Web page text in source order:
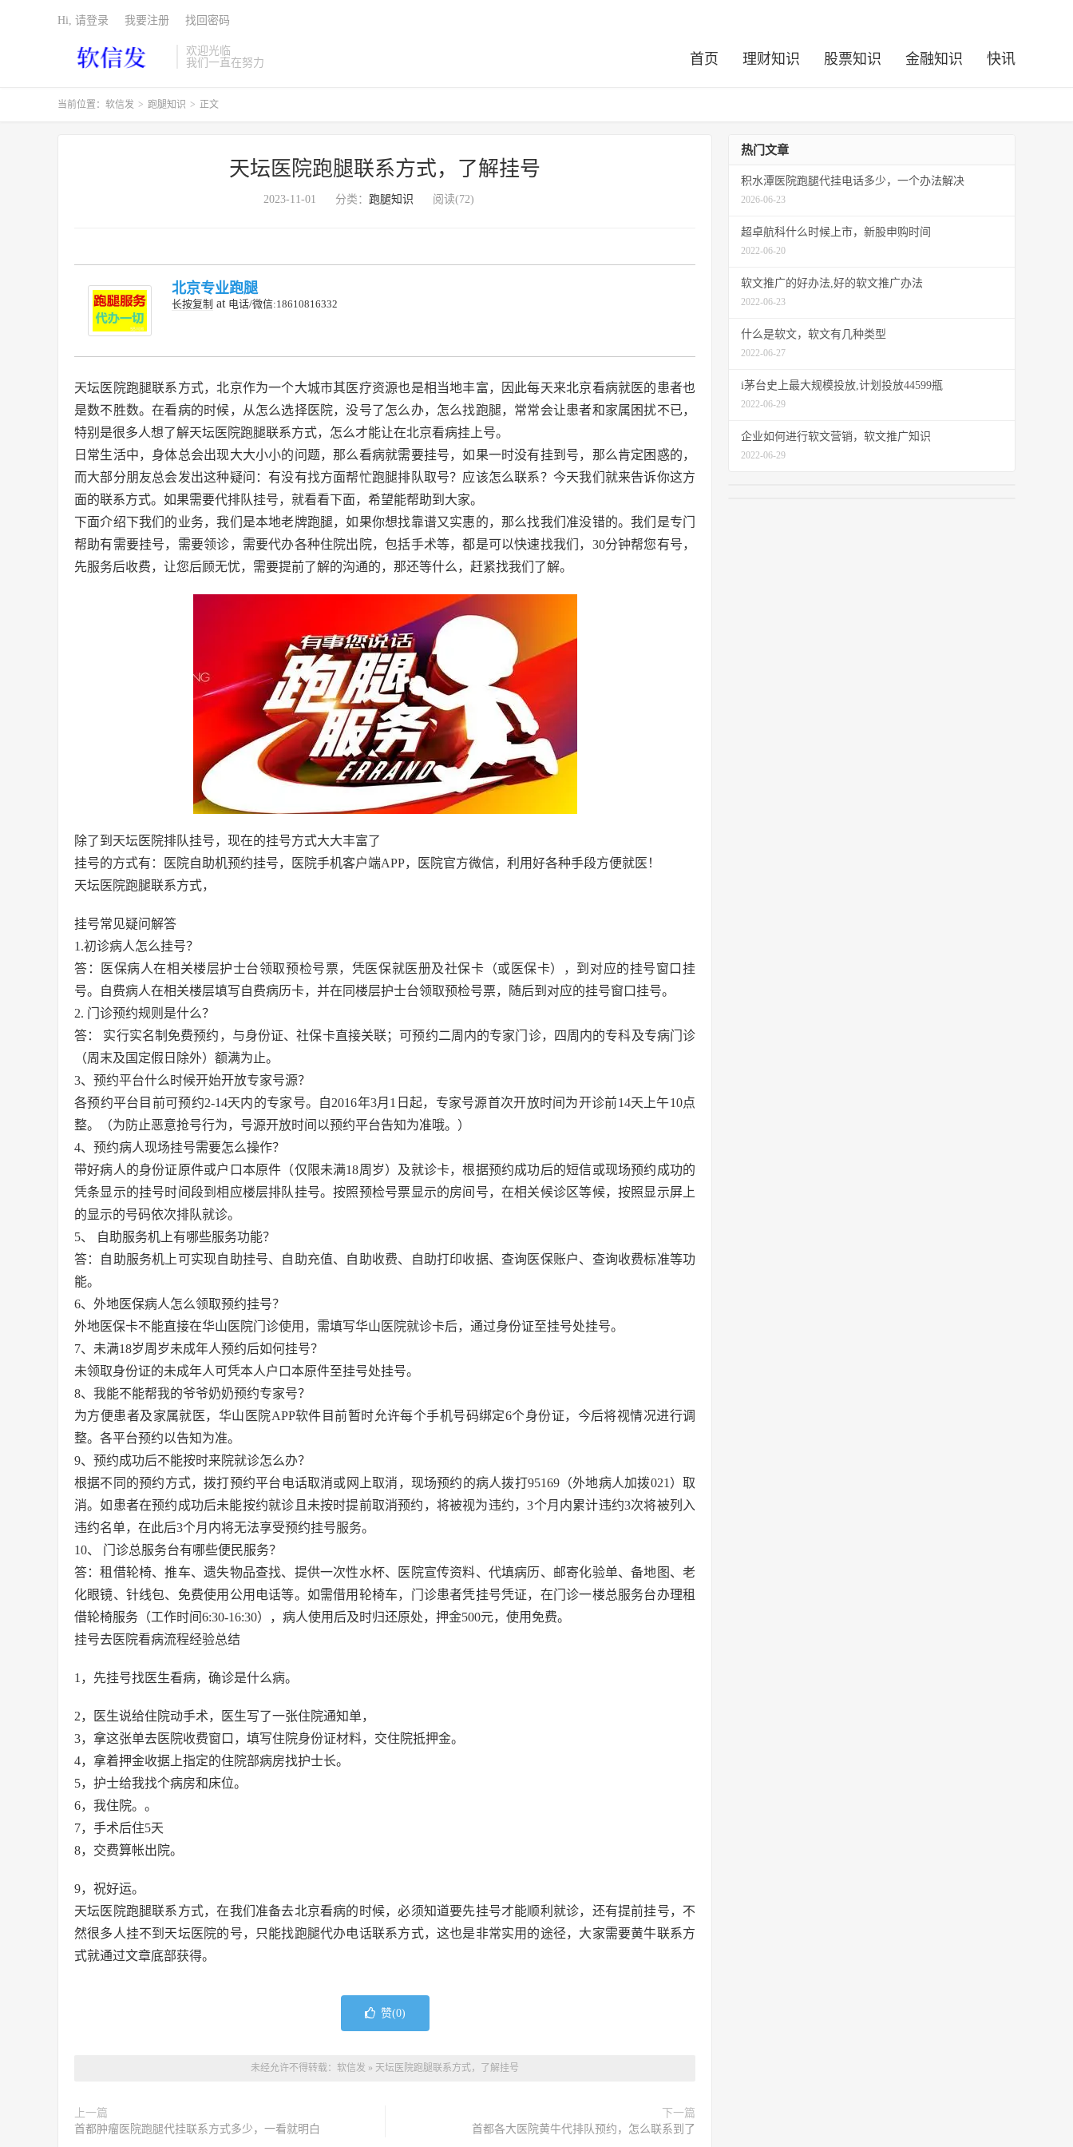
欢迎光临
我们一直在努力
首页 理财知识 股票知识 金融知识 快讯
Hi, 请登录 我要注册 找回密码
当前位置： 软信发 > 跑腿知识 > 正文
天坛医院跑腿联系方式，了解挂号
2023-11-01 分类： 跑腿知识 阅读(72)
北京专业跑腿
长按复制 at 电话/微信:18610816332
天坛医院跑腿联系方式，北京作为一个大城市其医疗资源也是相当地丰富，因此每天来北京看病就医的患者也
是数不胜数。在看病的时候，从怎么选择医院，没号了怎么办，怎么找跑腿，常常会让患者和家属困扰不已，
特别是很多人想了解天坛医院跑腿联系方式，怎么才能让在北京看病挂上号。
日常生活中，身体总会出现大大小小的问题，那么看病就需要挂号，如果一时没有挂到号，那么肯定困惑的，
而大部分朋友总会发出这种疑问：有没有找方面帮忙跑腿排队取号？应该怎么联系？今天我们就来告诉你这方
面的联系方式。如果需要代排队挂号，就看看下面，希望能帮助到大家。
下面介绍下我们的业务，我们是本地老牌跑腿，如果你想找靠谱又实惠的，那么找我们准没错的。我们是专门
帮助有需要挂号，需要领诊，需要代办各种住院出院，包括手术等，都是可以快速找我们，30分钟帮您有号，
先服务后收费，让您后顾无忧，需要提前了解的沟通的，那还等什么，赶紧找我们了解。
除了到天坛医院排队挂号，现在的挂号方式大大丰富了
挂号的方式有：医院自助机预约挂号，医院手机客户端APP，医院官方微信，利用好各种手段方便就医！
天坛医院跑腿联系方式，
挂号常见疑问解答
1.初诊病人怎么挂号？
答：医保病人在相关楼层护士台领取预检号票，凭医保就医册及社保卡（或医保卡），到对应的挂号窗口挂
号。自费病人在相关楼层填写自费病历卡，并在同楼层护士台领取预检号票，随后到对应的挂号窗口挂号。
2. 门诊预约规则是什么？
答： 实行实名制免费预约，与身份证、社保卡直接关联；可预约二周内的专家门诊，四周内的专科及专病门诊
（周末及国定假日除外）额满为止。
3、预约平台什么时候开始开放专家号源？
各预约平台目前可预约2-14天内的专家号。自2016年3月1日起，专家号源首次开放时间为开诊前14天上午10点
整。（为防止恶意抢号行为，号源开放时间以预约平台告知为准哦。）
4、预约病人现场挂号需要怎么操作？
带好病人的身份证原件或户口本原件（仅限未满18周岁）及就诊卡，根据预约成功后的短信或现场预约成功的
凭条显示的挂号时间段到相应楼层排队挂号。按照预检号票显示的房间号，在相关候诊区等候，按照显示屏上
的显示的号码依次排队就诊。
5、 自助服务机上有哪些服务功能？
答：自助服务机上可实现自助挂号、自助充值、自助收费、自助打印收据、查询医保账户、查询收费标准等功
能。
6、外地医保病人怎么领取预约挂号？
外地医保卡不能直接在华山医院门诊使用，需填写华山医院就诊卡后，通过身份证至挂号处挂号。
7、未满18岁周岁未成年人预约后如何挂号？
未领取身份证的未成年人可凭本人户口本原件至挂号处挂号。
8、我能不能帮我的爷爷奶奶预约专家号？
为方便患者及家属就医，华山医院APP软件目前暂时允许每个手机号码绑定6个身份证，今后将视情况进行调
整。各平台预约以告知为准。
9、预约成功后不能按时来院就诊怎么办？
根据不同的预约方式，拨打预约平台电话取消或网上取消，现场预约的病人拨打95169（外地病人加拨021）取
消。如患者在预约成功后未能按约就诊且未按时提前取消预约，将被视为违约，3个月内累计违约3次将被列入
违约名单，在此后3个月内将无法享受预约挂号服务。
10、 门诊总服务台有哪些便民服务？
答：租借轮椅、推车、遗失物品查找、提供一次性水杯、医院宣传资料、代填病历、邮寄化验单、备地图、老
化眼镜、针线包、免费使用公用电话等。如需借用轮椅车，门诊患者凭挂号凭证，在门诊一楼总服务台办理租
借轮椅服务（工作时间6:30-16:30），病人使用后及时归还原处，押金500元，使用免费。
挂号去医院看病流程经验总结
1，先挂号找医生看病，确诊是什么病。
2，医生说给住院动手术，医生写了一张住院通知单，
3，拿这张单去医院收费窗口，填写住院身份证材料，交住院抵押金。
4，拿着押金收据上指定的住院部病房找护士长。
5，护士给我找个病房和床位。
6，我住院。。
7，手术后住5天
8，交费算帐出院。
9，祝好运。
天坛医院跑腿联系方式，在我们准备去北京看病的时候，必须知道要先挂号才能顺利就诊，还有提前挂号，不
然很多人挂不到天坛医院的号，只能找跑腿代办电话联系方式，这也是非常实用的途径，大家需要黄牛联系方
式就通过文章底部获得。
赞(0)
未经允许不得转载： 软信发 » 天坛医院跑腿联系方式，了解挂号
上一篇
首都肿瘤医院跑腿代挂联系方式多少，一看就明白
下一篇
首都各大医院黄牛代排队预约，怎么联系到了
热门文章
积水潭医院跑腿代挂电话多少，一个办法解决
2026-06-23
超卓航科什么时候上市，新股申购时间
2022-06-20
软文推广的好办法,好的软文推广办法
2022-06-23
什么是软文，软文有几种类型
2022-06-27
i茅台史上最大规模投放,计划投放44599瓶
2022-06-29
企业如何进行软文营销，软文推广知识
2022-06-29